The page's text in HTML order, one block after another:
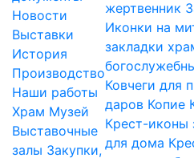
Новости
Выставки
История
Производство
Наши работы
Храм Музей
Выставочные
залы Закупки,
жертвенник
Иконки на
закладки
Ковчеги для
даров Копие
Крест-иконы
для дома